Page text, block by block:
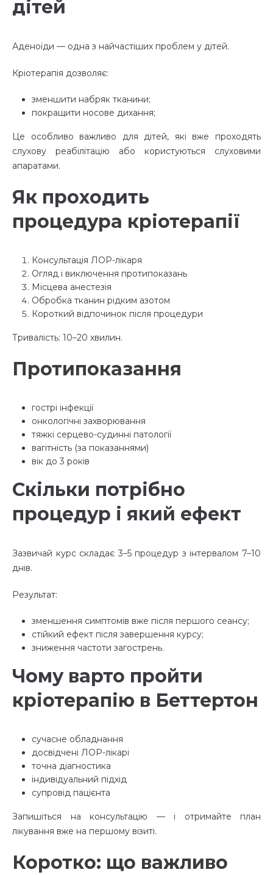
дітей
Аденоїди — одна з найчастіших проблем у дітей.
Кріотерапія дозволяє:
зменшити набряк тканини;
покращити носове дихання;
Це особливо важливо для дітей, які вже проходять
слухову реабілітацію або користуються слуховими
апаратами.
Як проходить
процедура кріотерапії
Консультація ЛОР-лікаря
Огляд і виключення протипоказань
Місцева анестезія
Обробка тканин рідким азотом
Короткий відпочинок після процедури
Тривалість: 10–20 хвилин.
Протипоказання
гострі інфекції
онкологічні захворювання
тяжкі серцево-судинні патології
вагітність (за показаннями)
вік до 3 років
Скільки потрібно
процедур і який ефект
Зазвичай курс складає 3–5 процедур з інтервалом 7–10
днів.
Результат:
зменшення симптомів вже після першого сеансу;
стійкий ефект після завершення курсу;
зниження частоти загострень.
Чому варто пройти
кріотерапію в Беттертон
сучасне обладнання
досвідчені ЛОР-лікарі
точна діагностика
індивідуальний підхід
супровід пацієнта
Запишіться на консультацію — і отримайте план
лікування вже на першому візиті.
Коротко: що важливо